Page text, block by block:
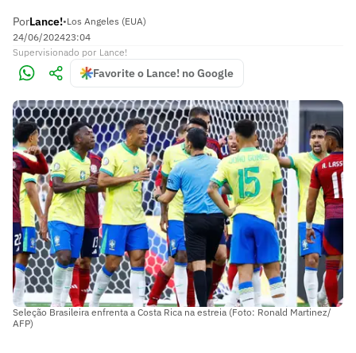
PorLance!•Los Angeles (EUA)
24/06/202423:04
Supervisionado por Lance!
Favorite o Lance! no Google
Seleção Brasileira enfrenta a Costa Rica na estreia (Foto: Ronald Martinez/
AFP)